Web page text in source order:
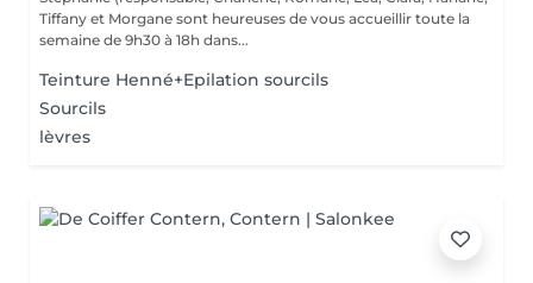
Tiffany et Morgane sont heureuses de vous accueillir toute la
semaine de 9h30 à 18h dans...
Teinture Henné+Epilation sourcils
Sourcils
lèvres